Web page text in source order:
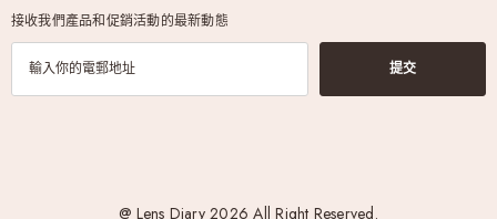
接收我們產品和促銷活動的最新動態
提交
@ Lens Diary 2026 All Right Reserved.